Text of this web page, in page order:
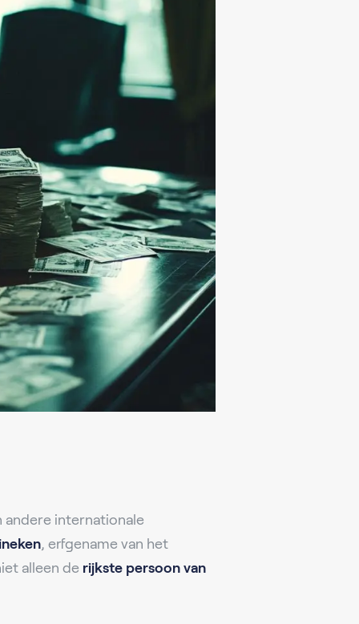
andere internationale
, erfgename van het
alleen de rijkste persoon van